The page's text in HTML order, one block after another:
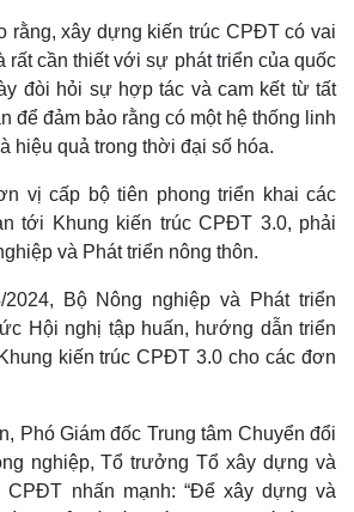
rằng, xây dựng kiến trúc CPĐT có vai
rất cần thiết với sự phát triển của quốc
đòi hỏi sự hợp tác và cam kết từ tất
để đảm bảo rằng có một hệ thống linh
hiệu quả trong thời đại số hóa.
vị cấp bộ tiên phong triển khai các
tới Khung kiến trúc CPĐT 3.0, phải
và Phát triển nông thôn.
2024, Bộ Nông nghiệp và Phát triển
Hội nghị tập huấn, hướng dẫn triển
kiến trúc CPĐT 3.0 cho các đơn
Phó Giám đốc Trung tâm Chuyển đổi
nghiệp, Tổ trưởng Tổ xây dựng và
CPĐT nhấn mạnh: “Để xây dựng và